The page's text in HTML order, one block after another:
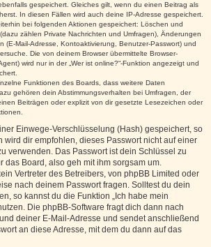
gespeichert. Gleiches gilt, wenn du einen Beitrag als
In diesen Fällen wird auch deine IP-Adresse gespeichert.
bei folgenden Aktionen gespeichert: Löschen und
zählen Private Nachrichten und Umfragen), Änderungen
(E-Mail-Adresse, Kontoaktivierung, Benutzer-Passwort) und
Die von deinem Browser übermittelte Browser-
wird nur in der „Wer ist online?“-Funktion angezeigt und
Funktionen des Boards, dass weitere Daten
gehören dein Abstimmungsverhalten bei Umfragen, der
Beiträgen oder explizit von dir gesetzte Lesezeichen oder
Einwege-Verschlüsselung (Hash) gespeichert, so
wird dir empfohlen, dieses Passwort nicht auf einer
verwenden. Das Passwort ist dein Schlüssel zu
das Board, also geh mit ihm sorgsam um.
Vertreter des Betreibers, von phpBB Limited oder
nach deinem Passwort fragen. Solltest du dein
so kannst du die Funktion „Ich habe mein
Die phpBB-Software fragt dich dann nach
deiner E-Mail-Adresse und sendet anschließend
an diese Adresse, mit dem du dann auf das